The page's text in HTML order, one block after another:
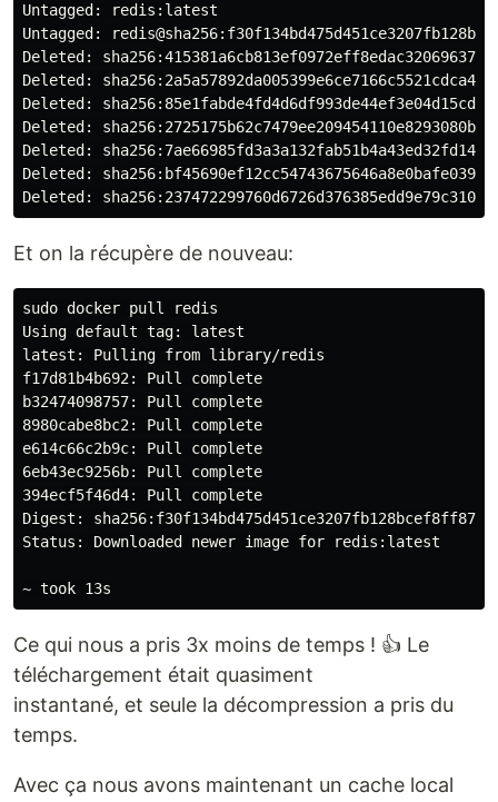
Untagged: redis:latest
Untagged:
Deleted:
Deleted:
Deleted:
Deleted:
Deleted:
Deleted:
Et on la récupère de nouveau:
sudo docker pull redis
Using default tag: latest
latest: Pulling from library/redis
f17d81b4b692: Pull complete
b32474098757: Pull complete
8980cabe8bc2: Pull complete
e614c66c2b9c: Pull complete
6eb43ec9256b: Pull complete
394ecf5f46d4: Pull complete
Digest:
Status: Downloaded newer image for redis:latest
Ce qui nous a pris 3x moins de temps ! 👍 Le
téléchargement était quasiment
instantané, et seule la décompression a pris du
temps.
Avec ça nous avons maintenant un cache local